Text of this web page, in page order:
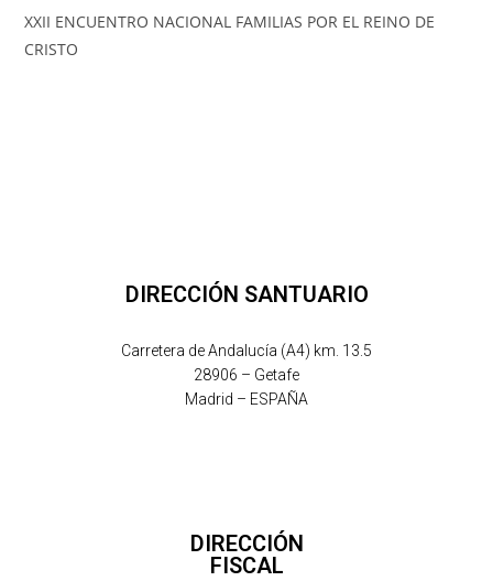
XXII ENCUENTRO NACIONAL FAMILIAS POR EL REINO DE
CRISTO
DIRECCIÓN SANTUARIO
Carretera de Andalucía (A4) km. 13.5
28906 – Getafe
Madrid – ESPAÑA
DIRECCIÓN
FISCAL